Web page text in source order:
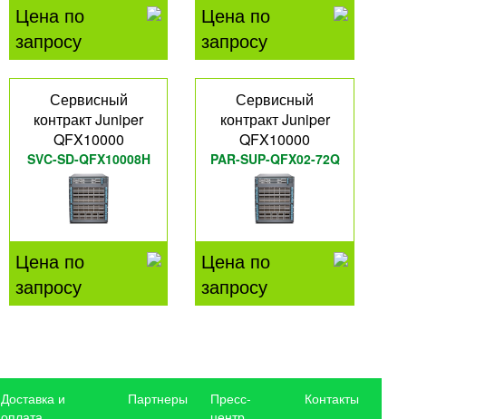
Цена по
запросу
Цена по
запросу
Сервисный
контракт Juniper
QFX10000
SVC-SD-QFX10008H
Цена по
запросу
Сервисный
контракт Juniper
QFX10000
PAR-SUP-QFX02-72Q
Цена по
запросу
Доставка и
Партнеры
Пресс-
Контакты